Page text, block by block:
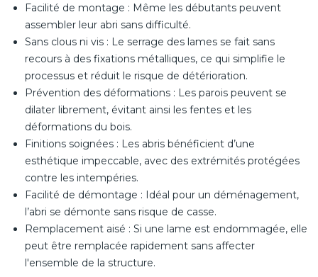
Facilité de montage : Même les débutants peuvent
assembler leur abri sans difficulté.
Sans clous ni vis : Le serrage des lames se fait sans
recours à des fixations métalliques, ce qui simplifie le
processus et réduit le risque de détérioration.
Prévention des déformations : Les parois peuvent se
dilater librement, évitant ainsi les fentes et les
déformations du bois.
Finitions soignées : Les abris bénéficient d’une
esthétique impeccable, avec des extrémités protégées
contre les intempéries.
Facilité de démontage : Idéal pour un déménagement,
l’abri se démonte sans risque de casse.
Remplacement aisé : Si une lame est endommagée, elle
peut être remplacée rapidement sans affecter
l'ensemble de la structure.